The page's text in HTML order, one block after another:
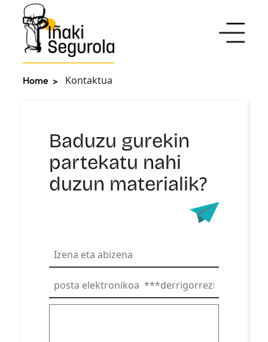
Home Kontaktua
Baduzu gurekin
partekatu nahi
duzun materialik?